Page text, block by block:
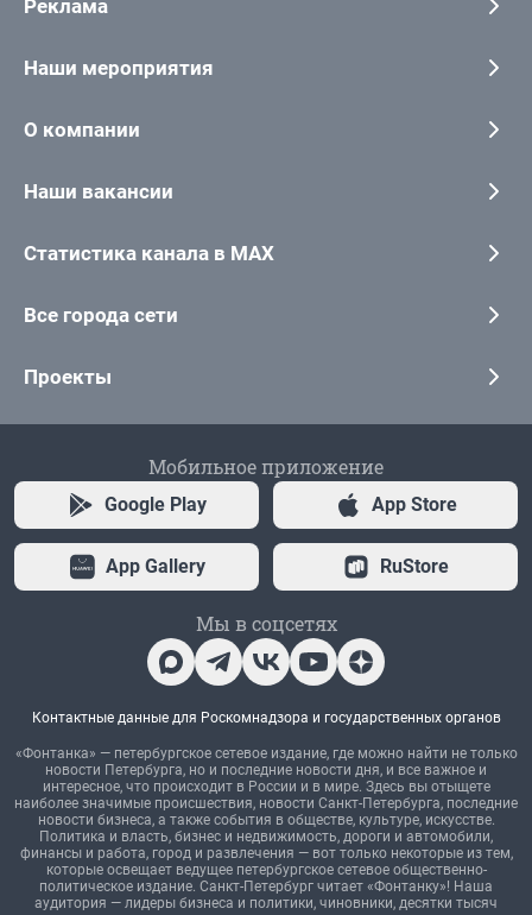
Реклама
Наши мероприятия
О компании
Наши вакансии
Статистика канала в MAX
Все города сети
Проекты
Мобильное приложение
Google Play App Store
App Gallery RuStore
Мы в соцсетях
Контактные данные для Роскомнадзора и государственных органов
«Фонтанка» — петербургское сетевое издание, где можно найти не только
новости Петербурга, но и последние новости дня, и все важное и
интересное, что происходит в России и в мире. Здесь вы отыщете
наиболее значимые происшествия, новости Санкт-Петербурга, последние
новости бизнеса, а также события в обществе, культуре, искусстве.
Политика и власть, бизнес и недвижимость, дороги и автомобили,
финансы и работа, город и развлечения — вот только некоторые из тем,
которые освещает ведущее петербургское сетевое общественно-
политическое издание. Санкт-Петербург читает «Фонтанку»! Наша
аудитория — лидеры бизнеса и политики, чиновники, десятки тысяч